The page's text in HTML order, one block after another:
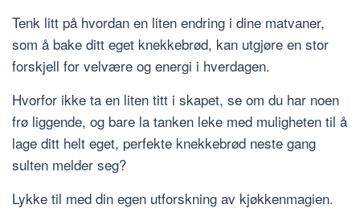
Tenk litt på hvordan en liten endring i dine matvaner,
som å bake ditt eget knekkebrød, kan utgjøre en stor
forskjell for velvære og energi i hverdagen.
Hvorfor ikke ta en liten titt i skapet, se om du har noen
frø liggende, og bare la tanken leke med muligheten til å
lage ditt helt eget, perfekte knekkebrød neste gang
sulten melder seg?
Lykke til med din egen utforskning av kjøkkenmagien.